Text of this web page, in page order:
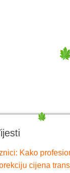
Kako
cijena